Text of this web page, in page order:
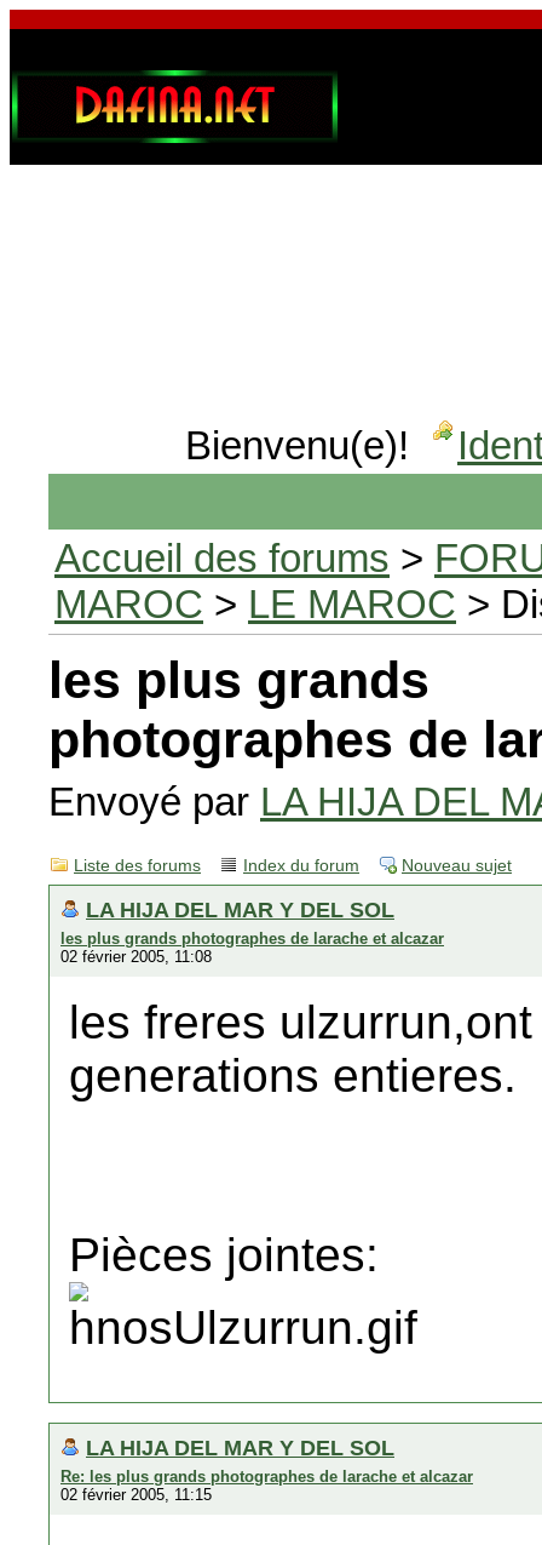
Bienvenu(e)!
Accueil des forums >
MAROC > LE MAROC >
les plus grands
photographes de
Envoyé par LA HIJA DEL
Liste des forums Index du forum Nouveau sujet
LA HIJA DEL MAR Y DEL SOL
les plus grands photographes de larache et alcazar
02 février 2005, 11:08
les freres
generations entieres.
Pièces jointes:
LA HIJA DEL MAR Y DEL SOL
Re: les plus grands photographes de larache et alcazar
02 février 2005, 11:15